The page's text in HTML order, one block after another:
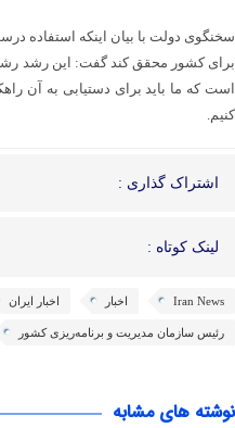
برای کشور محقق کند گفت: این رشد
است که ما باید برای دستیابی به آن
کنیم.
اشتراک گذاری :
لینک کوتاه :
Iran News اخبار اخبار ایران
رئیس سازمان مدیریت و برنامه‌ریزی کشور
نوشته های مشابه